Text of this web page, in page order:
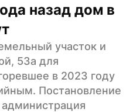
назад дом в
участок и
53а для
в 2023 году
Постановление